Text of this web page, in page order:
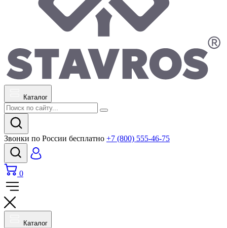
Каталог
Звонки по России бесплатно +7 (800) 555-46-75
0
Каталог